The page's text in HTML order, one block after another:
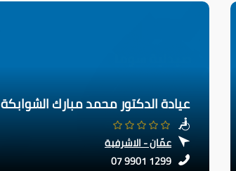
عيادة الدكتور محمد مبارك الشوابكة
عمّان - الاشرفية
07 9901 1299